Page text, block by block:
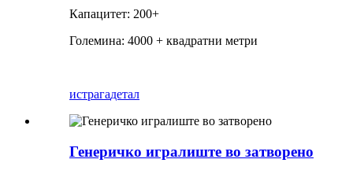
Капацитет: 200+
Големина: 4000 + квадратни метри
истрагадетал
Генеричко игралиште во затворено